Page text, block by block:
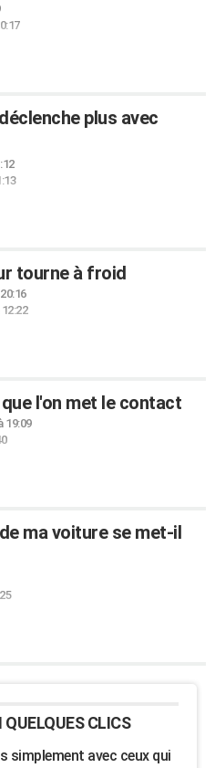
plus avec
tourne à froid
l'on met le contact
19:09
ma voiture se met-il
CLICS
simplement avec ceux qui